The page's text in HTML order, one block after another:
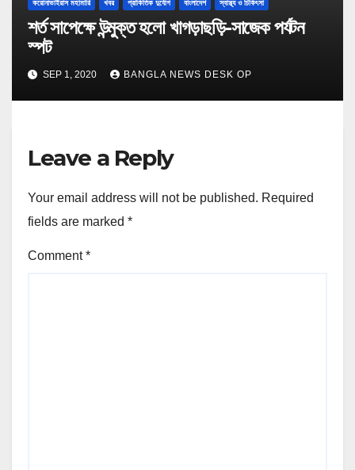
করোনাভাইরাস মহামারি খবর প্রাকিতিক দুর্যোগ বাংলাদেশ স্বাস্থ্য ও চিকিৎসা
শর্ত সাপেক্ষে উন্মুক্ত হলো খাগড়াছড়ি-সাজেক পর্যটন
স্পট
SEP 1, 2020 BANGLA NEWS DESK OP
Leave a Reply
Your email address will not be published. Required
fields are marked *
Comment*